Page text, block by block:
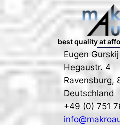
best quality at
Eugen
Hegaustr. 4
Ravensburg,
Deutschland
+49 (0) 751